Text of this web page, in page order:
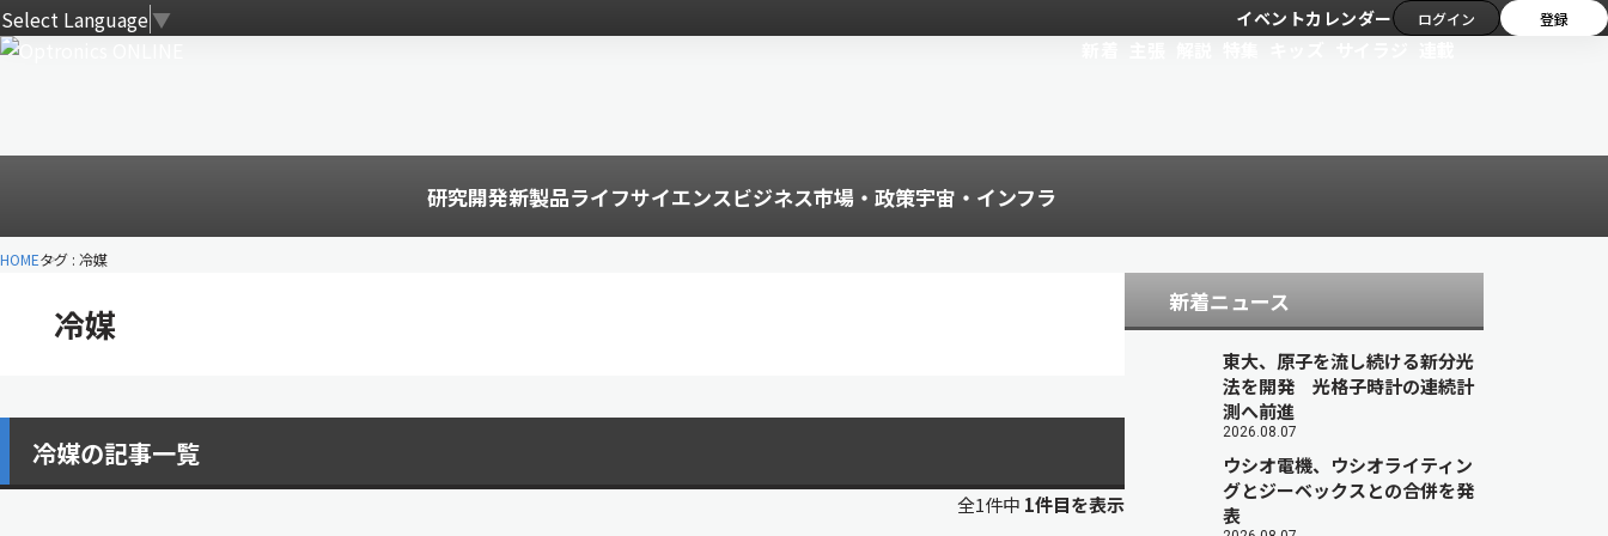
Select Language▼ イベントカレンダー ログイン 登録
研究開発新製品ライフサイエンスビジネス市場・政策宇宙・インフラ
HOMEタグ : 冷媒
冷媒
冷媒の記事一覧
全1件中 1件目を表示
新着ニュース
東大、原子を流し続ける新分光
法を開発 光格子時計の連続計
測へ前進
2026.08.07
ウシオ電機、ウシオライティン
グとジーベックスとの合併を発
表